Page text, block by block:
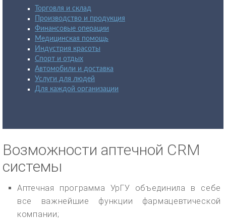
Торговля и склад
Производство и продукция
Финансовые операции
Медицинская помощь
Индустрия красоты
Спорт и отдых
Автомобили и доставка
Услуги для людей
Для каждой организации
Возможности аптечной CRM
системы
Аптечная программа УрГУ объединила в себе
все важнейшие функции фармацевтической
компании;